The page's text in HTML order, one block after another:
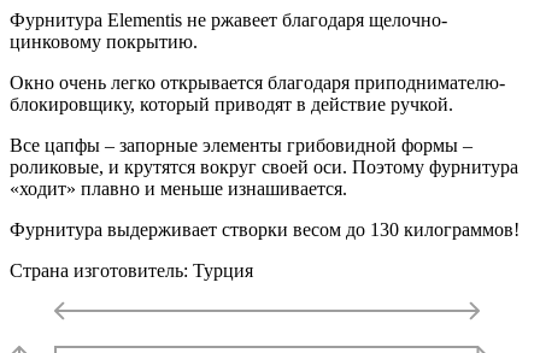
Фурнитура Elementis не ржавеет благодаря щелочно-
цинковому покрытию.
Окно очень легко открывается благодаря приподнимателю-
блокировщику, который приводят в действие ручкой.
Все цапфы – запорные элементы грибовидной формы –
роликовые, и крутятся вокруг своей оси. Поэтому фурнитура
«ходит» плавно и меньше изнашивается.
Фурнитура выдерживает створки весом до 130 килограммов!
Страна изготовитель: Турция